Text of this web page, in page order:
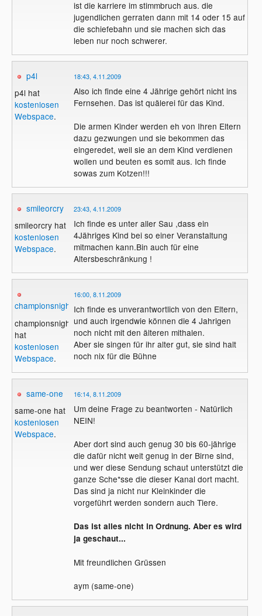
ist die karriere im stimmbruch aus. die
jugendlichen gerraten dann mit 14 oder 15 auf
die schiefebahn und sie machen sich das
leben nur noch schwerer.
p4l
p4l hat
kostenlosen
Webspace.
18:43, 4.11.2009
Also ich finde eine 4 Jährige gehört nicht ins
Fernsehen. Das ist quälerei für das Kind.
Die armen Kinder werden eh von Ihren Eltern
dazu gezwungen und sie bekommen das
eingeredet, weil sie an dem Kind verdienen
wollen und beuten es somit aus. Ich finde
sowas zum Kotzen!!!
smileorcry
smileorcry hat
kostenlosen
Webspace.
23:43, 4.11.2009
Ich finde es unter aller Sau ,dass ein
4Jähriges Kind bei so einer Veranstaltung
mitmachen kann.Bin auch für eine
Altersbeschränkung !
championsnight
championsnight
hat
kostenlosen
Webspace.
16:00, 8.11.2009
Ich finde es unverantwortlich von den Eltern,
und auch irgendwie können die 4 Jahrigen
noch nicht mit den älteren mithalen.
Aber sie singen für ihr alter gut, sie sind halt
noch nix für die Bühne
same-one
same-one hat
kostenlosen
Webspace.
16:14, 8.11.2009
Um deine Frage zu beantworten - Natürlich
NEIN!
Aber dort sind auch genug 30 bis 60-jährige
die dafür nicht weit genug in der Birne sind,
und wer diese Sendung schaut unterstützt die
ganze Sche*sse die dieser Kanal dort macht.
Das sind ja nicht nur Kleinkinder die
vorgeführt werden sondern auch Tiere.
Das ist alles nicht in Ordnung. Aber es wird
ja geschaut...
Mit freundlichen Grüssen
aym (same-one)